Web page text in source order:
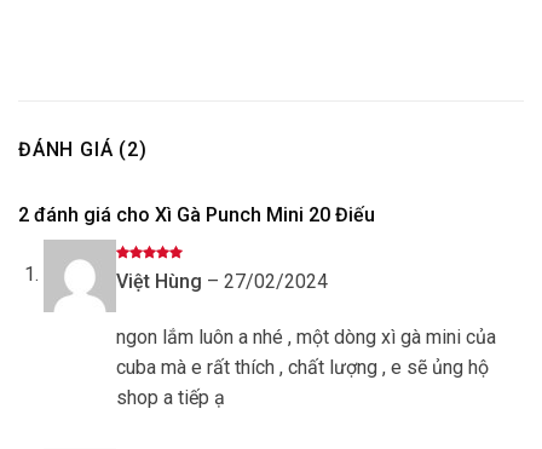
ĐÁNH GIÁ (2)
2 đánh giá cho Xì Gà Punch Mini 20 Điếu
Được xếp
hạng 55
Việt Hùng – 27/02/2024
ngon lắm luôn a nhé , một dòng xì gà mini của
cuba mà e rất thích , chất lượng , e sẽ ủng hộ
shop a tiếp ạ